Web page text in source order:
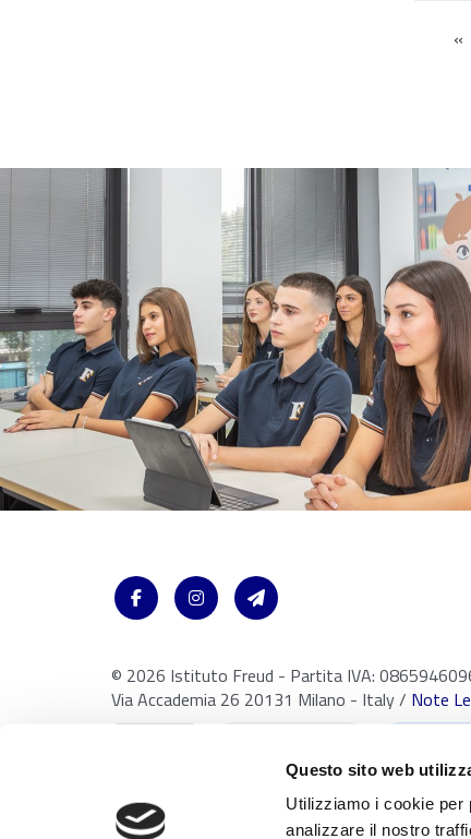
Questo sito web
Utilizziamo i cookie per
analizzare il nostro
«
© 2026 Istituto Freud - Partita IVA:
Via Accademia 26 20131 Milano - Italy / Note